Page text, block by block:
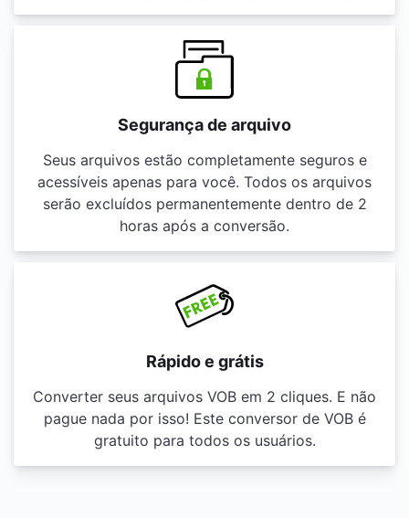
Segurança de arquivo
Seus arquivos estão completamente seguros e
acessíveis apenas para você. Todos os arquivos
serão excluídos permanentemente dentro de 2
horas após a conversão.
Rápido e grátis
Converter seus arquivos VOB em 2 cliques. E não
pague nada por isso! Este conversor de VOB é
gratuito para todos os usuários.